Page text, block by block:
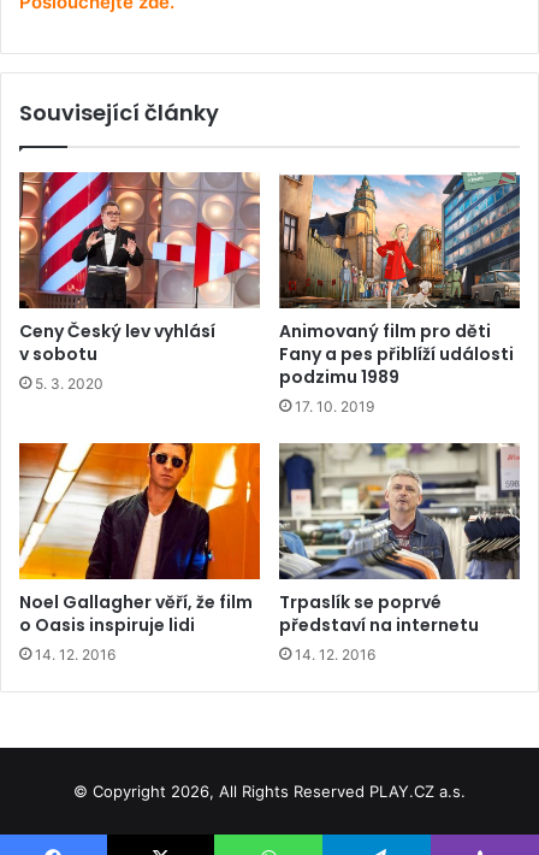
Související články
Ceny Český lev vyhlásí
v sobotu
5. 3. 2020
Animovaný film pro děti
Fany a pes přiblíží události
podzimu 1989
17. 10. 2019
Noel Gallagher věří, že film
o Oasis inspiruje lidi
14. 12. 2016
Trpaslík se poprvé
představí na internetu
14. 12. 2016
© Copyright 2026, All Rights Reserved PLAY.CZ a.s.